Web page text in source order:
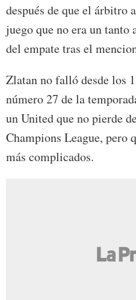
después de que el árbitro
juego que no era un
del empate tras el
Zlatan no falló desde los
número 27 de la
un United que no pierde
Champions League, pero
más complicados.